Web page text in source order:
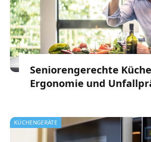
Seniorengerechte
Ergonomie und
KÜCHENGERÄTE